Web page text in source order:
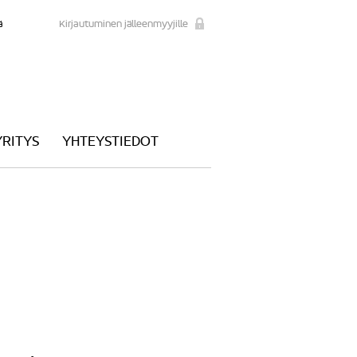
Kirjautuminen jälleenmyyjille
YHTEYSTIEDOT